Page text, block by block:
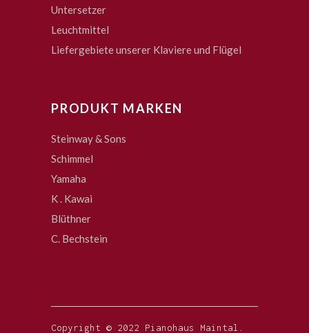
Untersetzer
Leuchtmittel
Liefergebiete unserer Klaviere und Flügel
PRODUKT MARKEN
Steinway & Sons
Schimmel
Yamaha
K . Kawai
Blüthner
C. Bechstein
Copyright © 2022 Pianohaus Maintal.